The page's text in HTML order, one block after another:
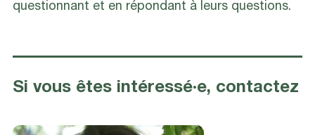
questionnant et en répondant à leurs questions.
Si vous êtes intéressé·e, contactez